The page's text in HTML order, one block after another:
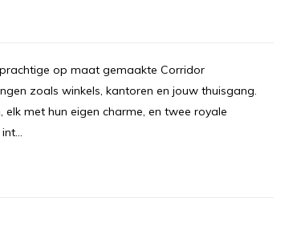
op maat gemaakte Corridor
zoals winkels, kantoren en jouw thuisgang.
met hun eigen charme, en twee royale